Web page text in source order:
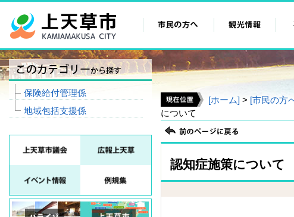
[ホーム] > [市民の方
について
認知症施策について
保険給付管理係
地域包括支援係